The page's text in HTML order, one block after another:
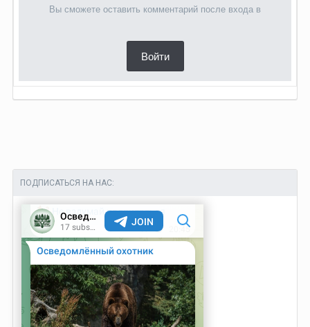
Вы сможете оставить комментарий после входа в
Войти
ПОДПИСАТЬСЯ НА НАС: